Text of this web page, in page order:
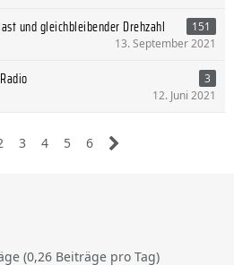
und gleichbleibender Drehzahl
151
13. September 2021
3
12. Juni 2021
3 4 5 6
(0,26 Beiträge pro Tag)